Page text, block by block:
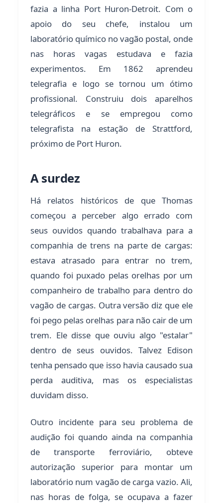
fazia a linha Port Huron-Detroit. Com o
apoio do seu chefe, instalou um
laboratório químico no vagão postal, onde
nas horas vagas estudava e fazia
experimentos. Em 1862 aprendeu
telegrafia e logo se tornou um ótimo
profissional. Construiu dois aparelhos
telegráficos e se empregou como
telegrafista na estação de Strattford,
próximo de Port Huron.
A surdez
Há relatos históricos de que Thomas
começou a perceber algo errado com
seus ouvidos quando trabalhava para a
companhia de trens na parte de cargas:
estava atrasado para entrar no trem,
quando foi puxado pelas orelhas por um
companheiro de trabalho para dentro do
vagão de cargas. Outra versão diz que ele
foi pego pelas orelhas para não cair de um
trem. Ele disse que ouviu algo "estalar"
dentro de seus ouvidos. Talvez Edison
tenha pensado que isso havia causado sua
perda auditiva, mas os especialistas
duvidam disso.
Outro incidente para seu problema de
audição foi quando ainda na companhia
de transporte ferroviário, obteve
autorização superior para montar um
laboratório num vagão de carga vazio. Ali,
nas horas de folga, se ocupava a fazer